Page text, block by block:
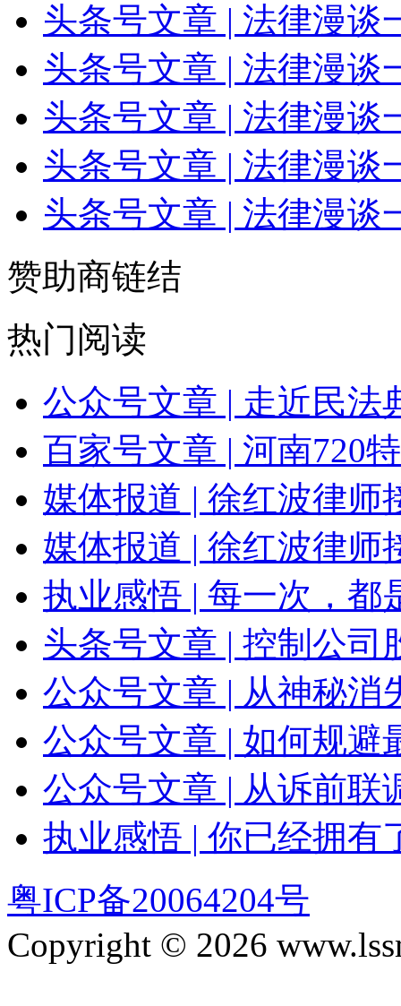
头条号文章 | 法律漫谈
头条号文章 | 法律漫谈
头条号文章 | 法律漫谈
头条号文章 | 法律漫谈
头条号文章 | 法律漫谈
赞助商链结
热门阅读
公众号文章 | 走近民法
百家号文章 | 河南720
媒体报道 | 徐红波律师
媒体报道 | 徐红波律师
执业感悟 | 每一次，都
头条号文章 | 控制公司
公众号文章 | 从神秘消
公众号文章 | 如何规避
公众号文章 | 从诉前联
执业感悟 | 你已经拥有
粤ICP备20064204号
Copyright © 2026